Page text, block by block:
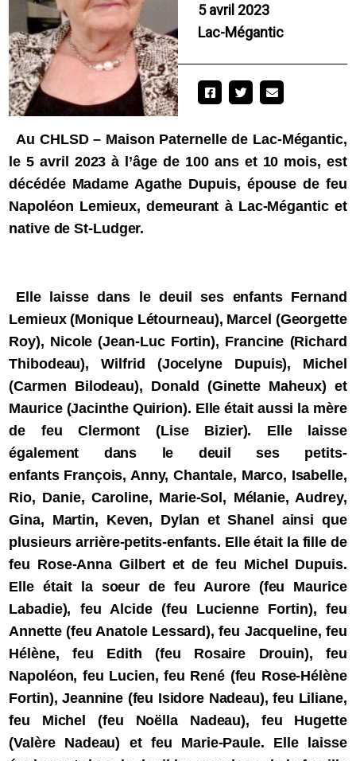
5 avril 2023
Lac-Mégantic
Au CHLSD – Maison Paternelle de Lac-Mégantic,
le 5 avril 2023 à l’âge de 100 ans et 10 mois, est
décédée Madame Agathe Dupuis, épouse de feu
Napoléon Lemieux, demeurant à Lac-Mégantic et
native de St-Ludger.
Elle laisse dans le deuil ses enfants Fernand
Lemieux (Monique Létourneau), Marcel (Georgette
Roy), Nicole (Jean-Luc Fortin), Francine (Richard
Thibodeau), Wilfrid (Jocelyne Dupuis), Michel
(Carmen Bilodeau), Donald (Ginette Maheux) et
Maurice (Jacinthe Quirion). Elle était aussi la mère
de feu Clermont (Lise Bizier). Elle laisse
également dans le deuil ses petits-
enfants François, Anny, Chantale, Marco, Isabelle,
Rio, Danie, Caroline, Marie-Sol, Mélanie, Audrey,
Gina, Martin, Keven, Dylan et Shanel ainsi que
plusieurs arrière-petits-enfants. Elle était la fille de
feu Rose-Anna Gilbert et de feu Michel Dupuis.
Elle était la soeur de feu Aurore (feu Maurice
Labadie), feu Alcide (feu Lucienne Fortin), feu
Annette (feu Anatole Lessard), feu Jacqueline, feu
Hélène, feu Edith (feu Rosaire Drouin), feu
Napoléon, feu Lucien, feu René (feu Rose-Hélène
Fortin), Jeannine (feu Isidore Nadeau), feu Liliane,
feu Michel (feu Noëlla Nadeau), feu Hugette
(Valère Nadeau) et feu Marie-Paule. Elle laisse